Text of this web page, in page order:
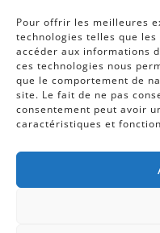
Pour offrir les meilleures
technologies telles que
accéder aux informations
ces technologies nous
que le comportement de
site. Le fait de ne pas
consentement peut avoir
caractéristiques et
Protection des